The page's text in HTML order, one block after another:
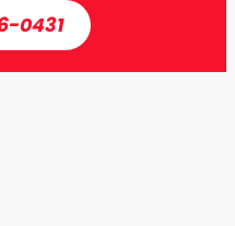
0431